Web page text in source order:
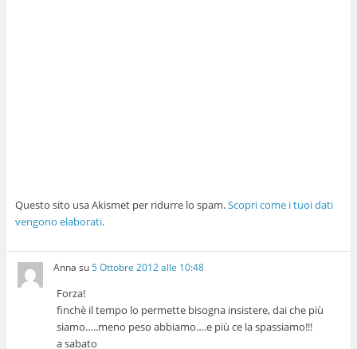
Questo sito usa Akismet per ridurre lo spam.Scopri come i tuoi dati
vengono elaborati.
Anna su5 Ottobre 2012 alle 10:48
Forza!
finchè il tempo lo permette bisogna insistere, dai che più
siamo…..meno peso abbiamo….e più ce la spassiamo!!!
a sabato